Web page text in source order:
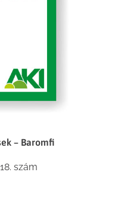
– Baromfi
szám